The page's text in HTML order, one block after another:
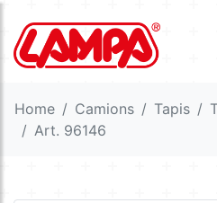
Home Camions Tapis
Art. 96146